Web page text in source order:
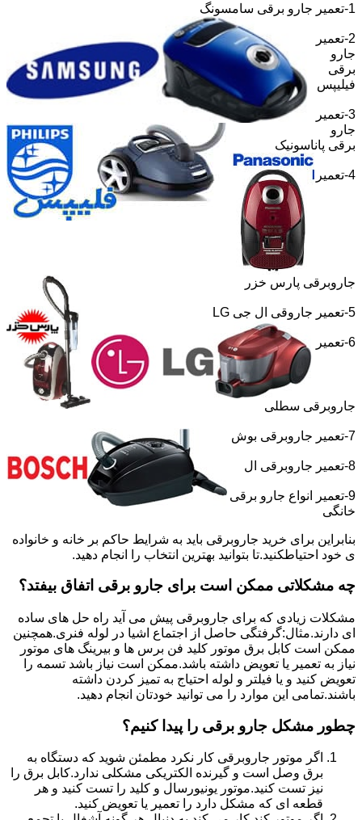
1-تعمیر جارو برقی سامسونگ
2-تعمیر
جارو
برقی
فیلیپس
3-تعمیر
جارو
برقی پاناسونیک
4-تعمیر
جاروبرقی پارس خزر
5-تعمیر جاروقی ال جی LG
6-تعمیر
جاروبرقی سطلی
7-تعمیر جاروبرقی بوش
8-تعمیر جاروبرقی ال
9-تعمیر انواع جارو برقی
خانگی
بنابراین برای خرید جاروبرقی باید به شرایط حاکم بر خانه و خانواده
ی خود احتیاطکنید.تا بتوانید بهترین انتخاب را انجام دهید.
چه مشکلاتی ممکن است برای جارو برقی اتفاق بیفتد؟
مشکلات زیادی که برای جاروبرقی پیش می آید راه حل های ساده
ای دارند.مثال:گرفتگی حاصل از اجتماع اشیا در لوله فنری.همچنین
ممکن است کابل برق موتور کلید فن برس ها و بیرینگ های موتور
نیاز به تعمیر یا تعویض داشته باشد.ممکن است نیاز باشد تسمه را
تعویض کنید و یا فیلتر و لوله احتیاج به تمیز کردن داشته
باشند.تمامی این موارد را می توانید خودتان انجام دهید.
چطور مشکل جارو برقی را پیدا کنیم؟
اگر موتور جاروبرقی کار نکرد مطمئن شوید که دستگاه به
برق وصل است و گیرنده الکتریکی مشکلی ندارد.کابل برق را
نیز تست کنید.موتور یونیورسال و کلید را تست کنید و هر
قطعه ای که مشکل دارد را تعمیر یا تعویض کنید.